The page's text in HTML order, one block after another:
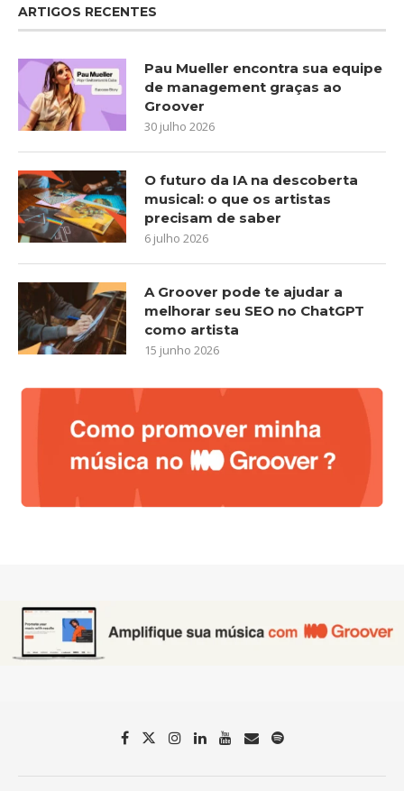
ARTIGOS RECENTES
Pau Mueller encontra sua equipe
de management graças ao
Groover
30 julho 2026
O futuro da IA na descoberta
musical: o que os artistas
precisam de saber
6 julho 2026
A Groover pode te ajudar a
melhorar seu SEO no ChatGPT
como artista
15 junho 2026